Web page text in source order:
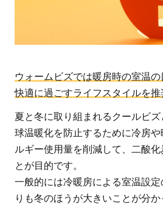
ム
ズ
と
は
2
環
境
省
が
ウォームビズでは暖房時の室温
快適に過ごすライフスタイルを推
夏と冬に取り組まれるクールビ
球温暖化を防止するために冷房
ルギー使用量を削減して、二酸
とが目的です。
一般的には冷暖房による室温設
りも冬のほうが大きいことが分か